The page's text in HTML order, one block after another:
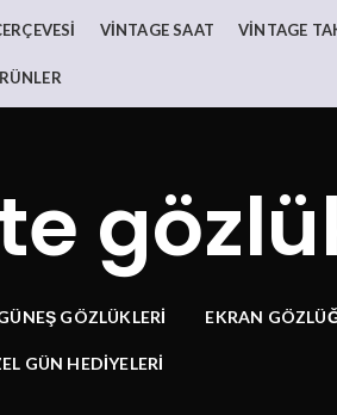
VINTAGE SAAT VINTAGE
GÖZLÜKLERI EKRAN
GÜN HEDİYELERİ